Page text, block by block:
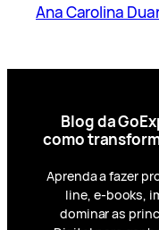
Ana Carolina
Blog da
como
Aprenda a fazer
line, e-books,
dominar as